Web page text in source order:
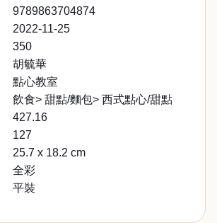
9789863704874
2022-11-25
350
胡毓華
點心教室
飲食> 甜點/麵包> 西式點心/甜點
427.16
127
25.7 x 18.2 cm
全彩
平裝